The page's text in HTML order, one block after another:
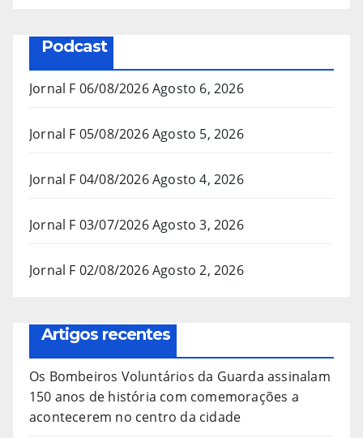
Podcast
Jornal F 06/08/2026Agosto 6, 2026
Jornal F 05/08/2026Agosto 5, 2026
Jornal F 04/08/2026Agosto 4, 2026
Jornal F 03/07/2026Agosto 3, 2026
Jornal F 02/08/2026Agosto 2, 2026
Artigos recentes
Os Bombeiros Voluntários da Guarda assinalam
150 anos de história com comemorações a
acontecerem no centro da cidade